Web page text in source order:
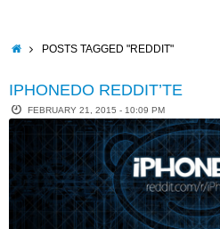
contentHOMEPOSTS TAGGED "REDDIT"
IPHONEDO REDDIT’TE
FEBRUARY 21, 2015 - 10:09 PM